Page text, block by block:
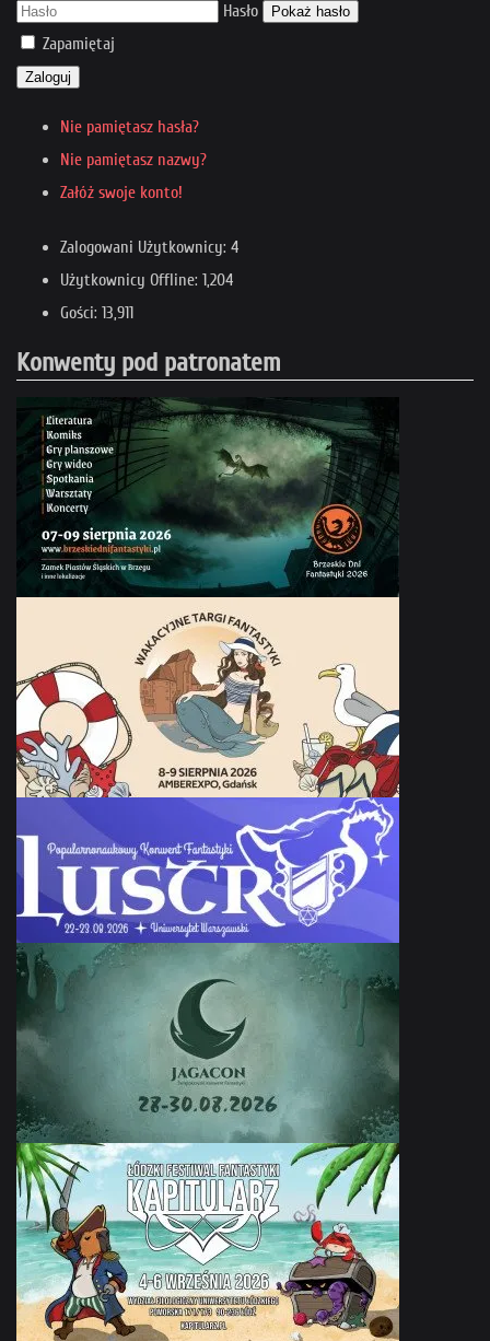
Hasło Pokaż hasło
Zapamiętaj
Zaloguj
Nie pamiętasz hasła?
Nie pamiętasz nazwy?
Załóż swoje konto!
Zalogowani Użytkownicy: 4
Użytkownicy Offline: 1,204
Gości: 13,911
Konwenty pod patronatem